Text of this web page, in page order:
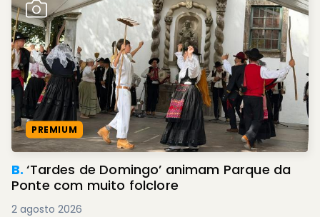
PREMIUM
B.‘Tardes de Domingo’ animam Parque da
Ponte com muito folclore
2 agosto 2026